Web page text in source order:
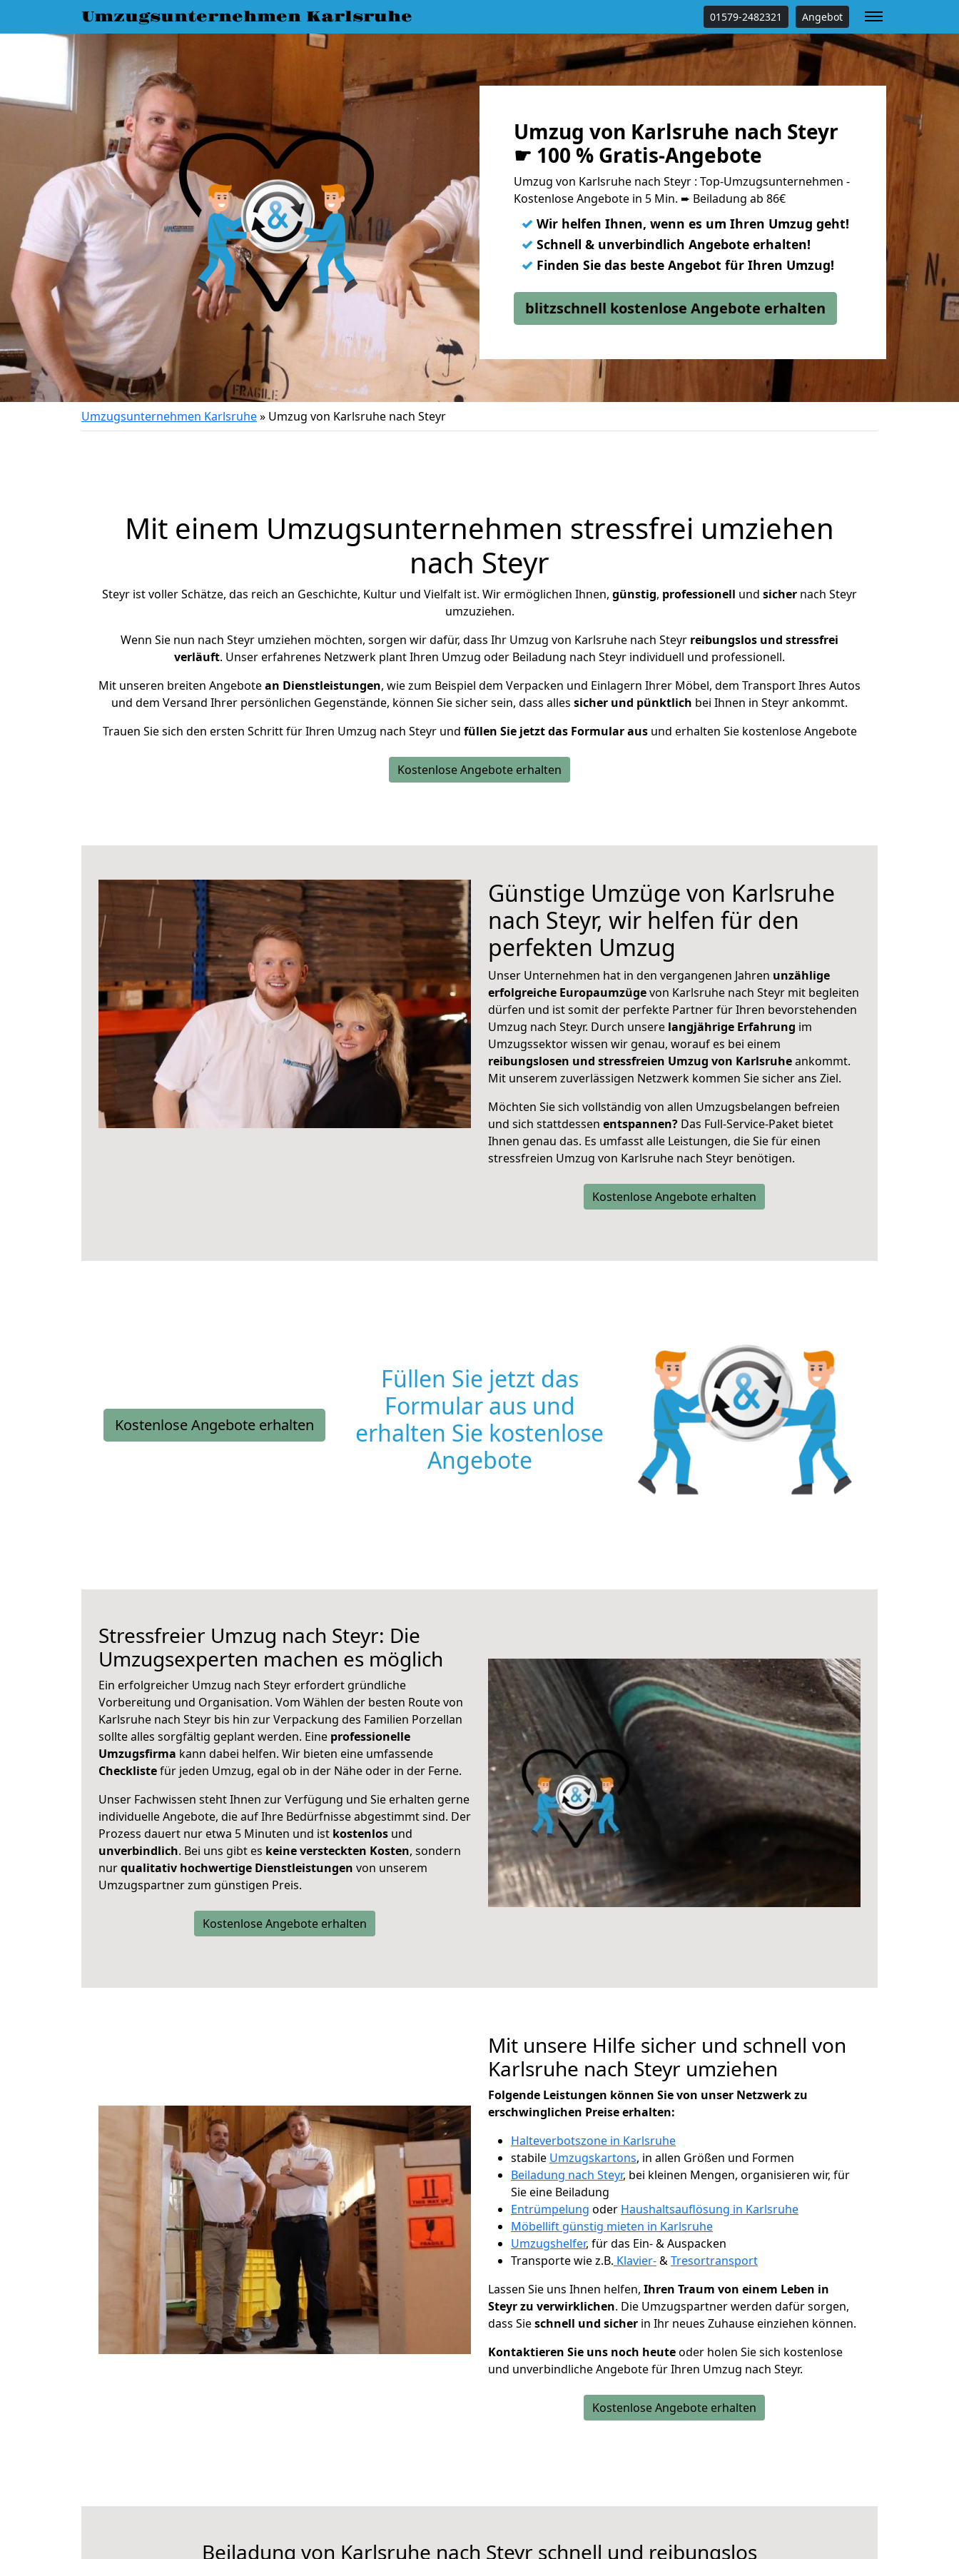
Umzugsunternehmen Karlsruhe 01579-2482321 Angebot
Umzug von Karlsruhe nach Steyr
☛ 100 % Gratis-Angebote
Umzug von Karlsruhe nach Steyr : Top-Umzugsunternehmen -
Kostenlose Angebote in 5 Min. ➨ Beiladung ab 86€
✓ Wir helfen Ihnen, wenn es um Ihren Umzug geht!
✓ Schnell & unverbindlich Angebote erhalten!
✓ Finden Sie das beste Angebot für Ihren Umzug!
blitzschnell kostenlose Angebote erhalten
Umzugsunternehmen Karlsruhe» Umzug von Karlsruhe nach Steyr
Mit einem Umzugsunternehmen stressfrei umziehen
nach Steyr
Steyr ist voller Schätze, das reich an Geschichte, Kultur und Vielfalt ist. Wir ermöglichen Ihnen, günstig, professionell und sicher nach Steyr
umzuziehen.
Wenn Sie nun nach Steyr umziehen möchten, sorgen wir dafür, dass Ihr Umzug von Karlsruhe nach Steyr reibungslos und stressfrei
verläuft. Unser erfahrenes Netzwerk plant Ihren Umzug oder Beiladung nach Steyr individuell und professionell.
Mit unseren breiten Angebotean Dienstleistungen, wie zum Beispiel dem Verpacken und Einlagern Ihrer Möbel, dem Transport Ihres Autos
und dem Versand Ihrer persönlichen Gegenstände, können Sie sicher sein, dass alles sicher und pünktlich bei Ihnen in Steyr ankommt.
Trauen Sie sich den ersten Schritt für Ihren Umzug nach Steyr und füllen Sie jetzt das Formular ausund erhalten Sie kostenlose Angebote
Kostenlose Angebote erhalten
Günstige Umzüge von Karlsruhe
nach Steyr, wir helfen für den
perfekten Umzug
Unser Unternehmen hat in den vergangenen Jahren unzählige
erfolgreiche Europaumzügevon Karlsruhe nach Steyr mit begleiten
dürfen und ist somit der perfekte Partner für Ihren bevorstehenden
Umzug nach Steyr. Durch unsere langjährige Erfahrung im
Umzugssektor wissen wir genau, worauf es bei einem
reibungslosen und stressfreien Umzug von Karlsruheankommt.
Mit unserem zuverlässigen Netzwerk kommen Sie sicher ans Ziel.
Möchten Sie sich vollständig von allen Umzugsbelangen befreien
und sich stattdessen entspannen? Das Full-Service-Paket bietet
Ihnen genau das. Es umfasst alle Leistungen, die Sie für einen
stressfreien Umzug von Karlsruhe nach Steyr benötigen.
Kostenlose Angebote erhalten
Kostenlose Angebote erhalten
Füllen Sie jetzt das
Formular aus und
erhalten Sie kostenlose
Angebote
Stressfreier Umzug nach Steyr: Die
Umzugsexperten machen es möglich
Ein erfolgreicher Umzug nach Steyr erfordert gründliche
Vorbereitung und Organisation. Vom Wählen der besten Route von
Karlsruhe nach Steyr bis hin zur Verpackung des Familien Porzellan
sollte alles sorgfältig geplant werden. Eine professionelle
Umzugsfirma kann dabei helfen. Wir bieten eine umfassende
Checklistefür jeden Umzug, egal ob in der Nähe oder in der Ferne.
Unser Fachwissen steht Ihnen zur Verfügung und Sie erhalten gerne
individuelle Angebote, die auf Ihre Bedürfnisse abgestimmt sind. Der
Prozess dauert nur etwa 5 Minuten und ist kostenlos und
unverbindlich. Bei uns gibt es keine versteckten Kosten, sondern
nurqualitativ hochwertige Dienstleistungen von unserem
Umzugspartner zum günstigen Preis.
Kostenlose Angebote erhalten
Mit unsere Hilfe sicher und schnell von
Karlsruhe nach Steyr umziehen
Folgende Leistungen können Sie von unser Netzwerk zu
erschwinglichen Preise erhalten:
Halteverbotszone in Karlsruhe
stabile Umzugskartons, in allen Größen und Formen
Beiladung nach Steyr, bei kleinen Mengen, organisieren wir, für
Sie eine Beiladung
Entrümpelung oder Haushaltsauflösung in Karlsruhe
Möbellift günstig mieten in Karlsruhe
Umzugshelfer, für das Ein- & Auspacken
Transporte wie z.B. Klavier-&Tresortransport
Lassen Sie uns Ihnen helfen, Ihren Traum von einem Leben in
Steyr zu verwirklichen. Die Umzugspartner werden dafür sorgen,
dass Sieschnell und sicher in Ihr neues Zuhause einziehen können.
Kontaktieren Sie uns noch heuteoder holen Sie sich kostenlose
und unverbindliche Angebote für Ihren Umzug nach Steyr.
Kostenlose Angebote erhalten
Beiladung von Karlsruhe nach Steyr schnell und reibungslos